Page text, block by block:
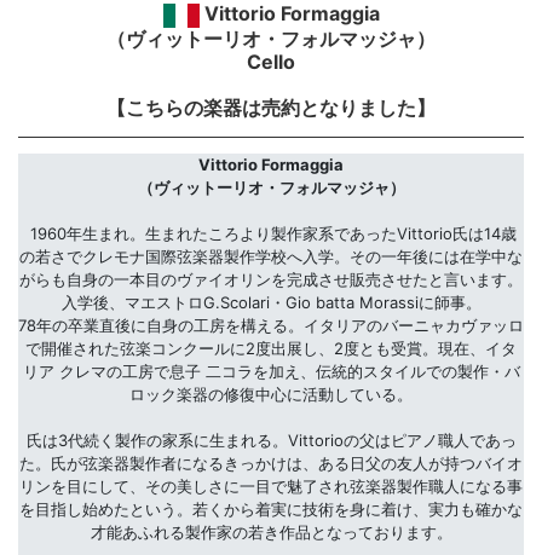
Vittorio Formaggia
（ヴィットーリオ・フォルマッジャ）
Cello
【こちらの楽器は売約となりました】
Vittorio Formaggia
（ヴィットーリオ・フォルマッジャ）
1960年生まれ。生まれたころより製作家系であったVittorio氏は14歳
の若さでクレモナ国際弦楽器製作学校へ入学。その一年後には在学中な
がらも自身の一本目のヴァイオリンを完成させ販売させたと言います。
入学後、マエストロG.Scolari・Gio batta Morassiに師事。
78年の卒業直後に自身の工房を構える。イタリアのバーニャカヴァッロ
で開催された弦楽コンクールに2度出展し、2度とも受賞。現在、イタ
リア クレマの工房で息子 二コラを加え、伝統的スタイルでの製作・バ
ロック楽器の修復中心に活動している。
氏は3代続く製作の家系に生まれる。Vittorioの父はピアノ職人であっ
た。氏が弦楽器製作者になるきっかけは、ある日父の友人が持つバイオ
リンを目にして、その美しさに一目で魅了され弦楽器製作職人になる事
を目指し始めたという。若くから着実に技術を身に着け、実力も確かな
才能あふれる製作家の若き作品となっております。